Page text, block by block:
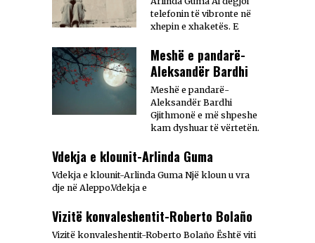
telefonin të vibronte në
xhepin e xhaketës. E
Meshë e pandarë-
Aleksandër Bardhi
Meshë e pandarë-
Aleksandër Bardhi
Gjithmonë e më shpeshe
kam dyshuar të vërtetën.
Vdekja e klounit-Arlinda Guma
Vdekja e klounit-Arlinda Guma Një kloun u vra
dje në Aleppo.Vdekja e
Vizitë konvaleshentit-Roberto Bolaño
Vizitë konvaleshentit-Roberto Bolaño Është viti